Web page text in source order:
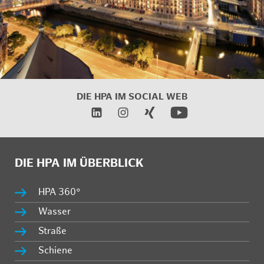
DIE HPA IM SOCIAL WEB
DIE HPA IM ÜBERBLICK
HPA 360°
Wasser
Straße
Schiene